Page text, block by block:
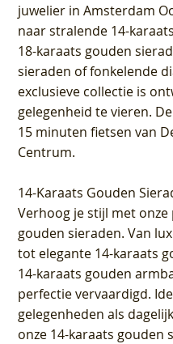
juwelier in Amsterdam
naar stralende 14-
18-karaats gouden
sieraden of fonkelende
exclusieve collectie is
gelegenheid te vieren.
15 minuten fietsen van
Centrum.
14-Karaats Gouden
Verhoog je stijl met
gouden sieraden. Van
tot elegante 14-karaats
14-karaats gouden
perfectie vervaardigd.
gelegenheden als
onze 14-karaats gouden